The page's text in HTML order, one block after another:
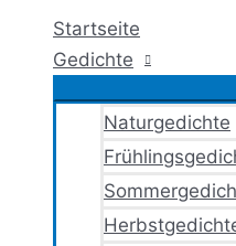
Startseite
Gedichte
Naturgedichte